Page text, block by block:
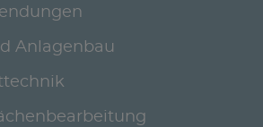
Anlagenbau